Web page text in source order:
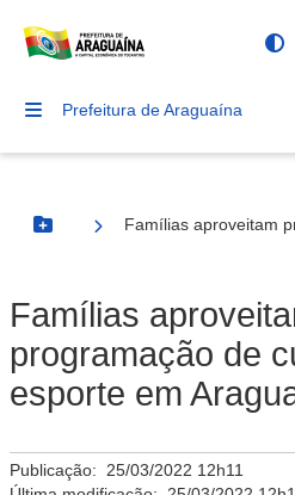
Prefeitura de Araguaína
Botão Menu
Famílias aproveitam
Famílias
programação de
esporte em
Publicação: 25/03/2022 12h11